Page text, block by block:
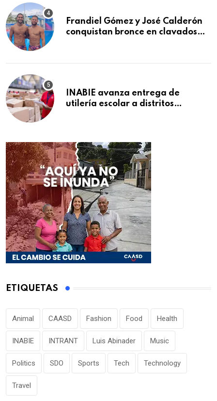
Frandiel Gómez y José Calderón
conquistan bronce en clavados
INABIE avanza entrega de
utilería escolar a distritos
ETIQUETAS
Animal CAASD Fashion Food Health
INABIE INTRANT Luis Abinader Music
Politics SDO Sports Tech Technology
Travel